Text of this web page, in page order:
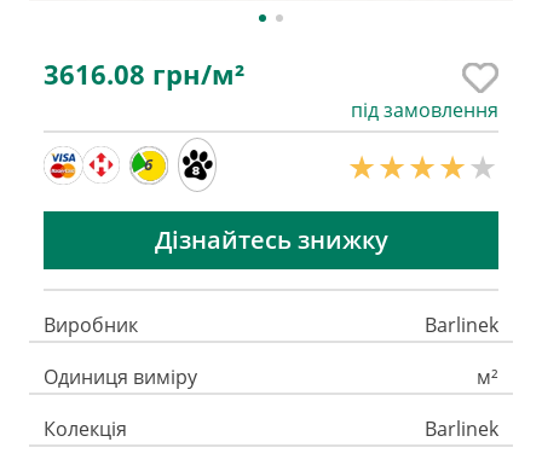
3616.08 грн/м²
під замовлення
6
Дізнайтесь знижку
Виробник
Barlinek
Одиниця виміру
м²
Колекція
Barlinek